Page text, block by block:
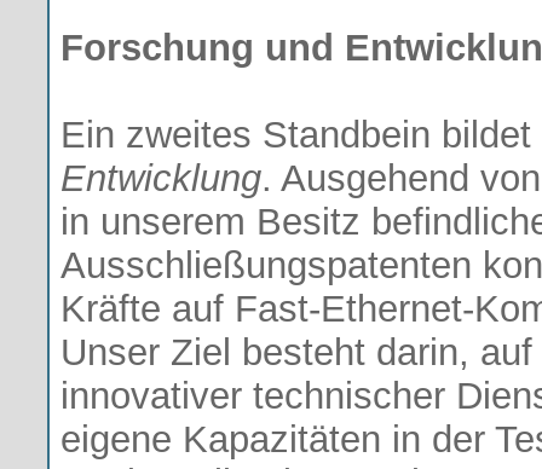
Forschung und
Ein zweites Standbein
Entwicklung. Ausgehend
in unserem Besitz
Ausschließungspatenten
Kräfte auf Fast-Ethernet-
Unser Ziel besteht darin,
innovativer technischer
eigene Kapazitäten in der